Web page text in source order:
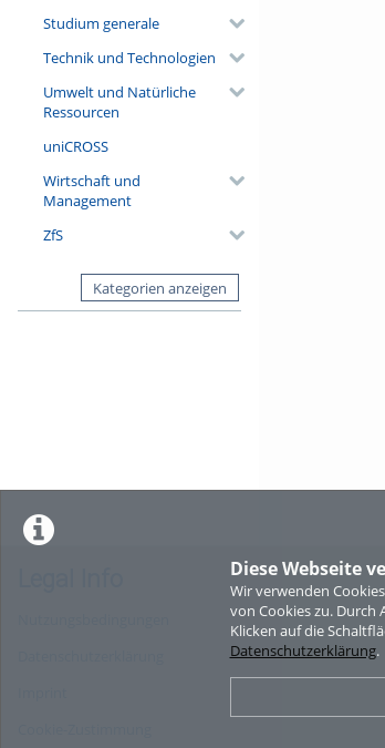
Diese Webseite
Wir verwenden
von Cookies zu. Durch
Klicken auf die
Datenschutzerklärung.
Studium generale
Technik und Technologien
Umwelt und Natürliche
Ressourcen
uniCROSS
Wirtschaft und
Management
ZfS
Kategorien anzeigen